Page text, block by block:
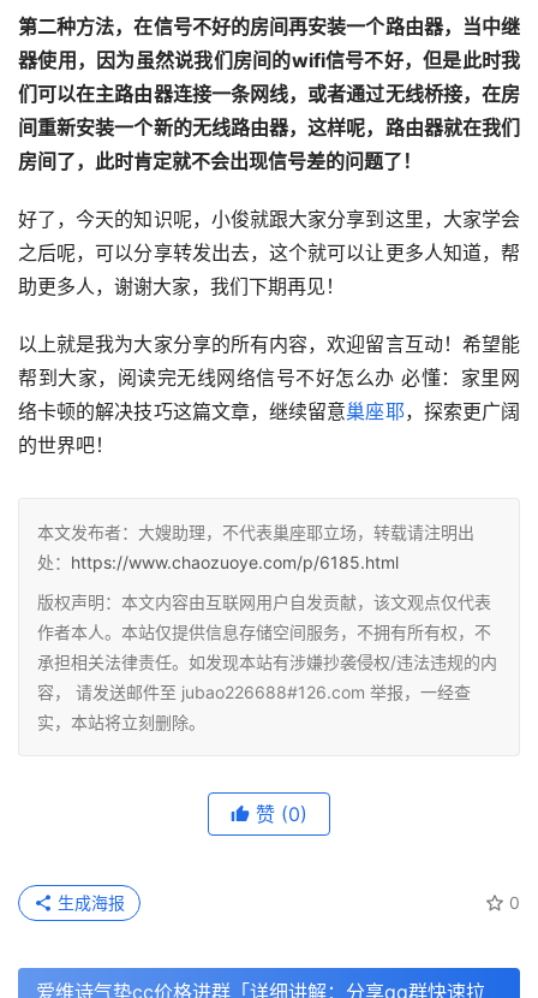
第二种方法，在信号不好的房间再安装一个路由器，当中继
器使用，因为虽然说我们房间的wifi信号不好，但是此时我
们可以在主路由器连接一条网线，或者通过无线桥接，在房
间重新安装一个新的无线路由器，这样呢，路由器就在我们
房间了，此时肯定就不会出现信号差的问题了！
好了，今天的知识呢，小俊就跟大家分享到这里，大家学会
之后呢，可以分享转发出去，这个就可以让更多人知道，帮
助更多人，谢谢大家，我们下期再见！
以上就是我为大家分享的所有内容，欢迎留言互动！希望能
帮到大家，阅读完无线网络信号不好怎么办 必懂：家里网
络卡顿的解决技巧这篇文章，继续留意巢座耶，探索更广阔
的世界吧！
本文发布者：大嫂助理，不代表巢座耶立场，转载请注明出
处： https://www.chaozuoye.com/p/6185.html
版权声明：本文内容由互联网用户自发贡献，该文观点仅代表
作者本人。本站仅提供信息存储空间服务，不拥有所有权，不
承担相关法律责任。如发现本站有涉嫌抄袭侵权/违法违规的内
容， 请发送邮件至 jubao226688#126.com 举报，一经查
实，本站将立刻删除。
赞 (0)
0
生成海报
爱维诗气垫cc价格进群「详细讲解：分享qq群快速拉